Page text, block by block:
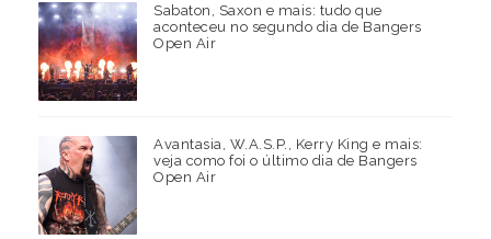
Sabaton, Saxon e mais: tudo que
aconteceu no segundo dia de Bangers
Open Air
Avantasia, W.A.S.P., Kerry King e mais:
veja como foi o último dia de Bangers
Open Air